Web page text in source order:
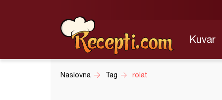
Kuvar
Naslovna Tag rolat